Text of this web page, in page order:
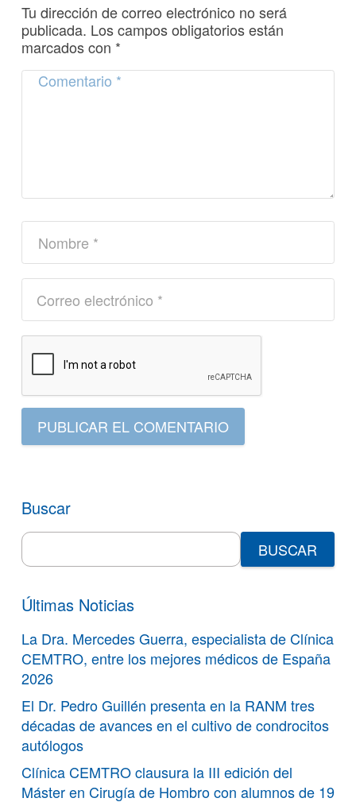
Tu dirección de correo electrónico no será
publicada. Los campos obligatorios están
marcados con *
PUBLICAR EL COMENTARIO
Buscar
Search
for:
Últimas Noticias
La Dra. Mercedes Guerra, especialista de Clínica
CEMTRO, entre los mejores médicos de España
2026
El Dr. Pedro Guillén presenta en la RANM tres
décadas de avances en el cultivo de condrocitos
autólogos
Clínica CEMTRO clausura la III edición del
Máster en Cirugía de Hombro con alumnos de 19